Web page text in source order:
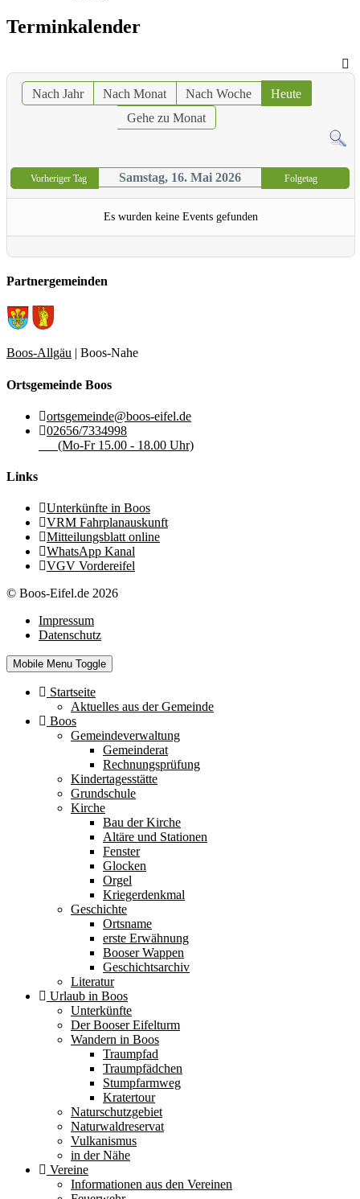
Terminkalender
Nach Jahr Nach Monat Nach Woche
Heute
Gehe zu Monat
Vorheriger Tag Samstag, 16. Mai 2026 Folgetag
Es wurden keine Events gefunden
Partnergemeinden
Boos-Allgäu | Boos-Nahe
Ortsgemeinde Boos
ortsgemeinde@boos-eifel.de
02656/7334998
(Mo-Fr 15.00 - 18.00 Uhr)
Links
Unterkünfte in Boos
VRM Fahrplanauskunft
Mitteilungsblatt online
WhatsApp Kanal
VGV Vordereifel
© Boos-Eifel.de 2026
Impressum
Datenschutz
Mobile Menu Toggle
Startseite
Aktuelles aus der Gemeinde
Boos
Gemeindeverwaltung
Gemeinderat
Rechnungsprüfung
Kindertagesstätte
Grundschule
Kirche
Bau der Kirche
Altäre und Stationen
Fenster
Glocken
Orgel
Kriegerdenkmal
Geschichte
Ortsname
erste Erwähnung
Booser Wappen
Geschichtsarchiv
Literatur
Urlaub in Boos
Unterkünfte
Der Booser Eifelturm
Wandern in Boos
Traumpfad
Traumpfädchen
Stumpfarmweg
Kratertour
Naturschutzgebiet
Naturwaldreservat
Vulkanismus
in der Nähe
Vereine
Informationen aus den Vereinen